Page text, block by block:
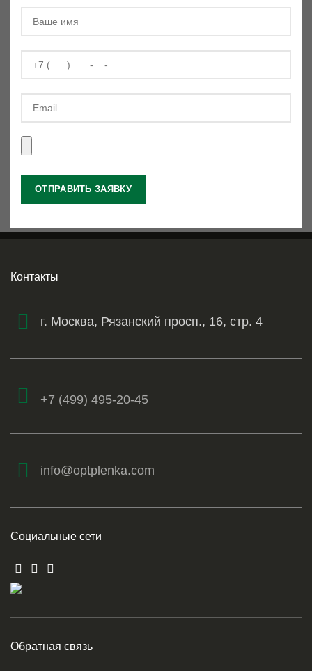
Контакты
г. Москва, Рязанский просп., 16, стр. 4
+7 (499) 495-20-45
info@optplenka.com
Социальные сети
Обратная связь